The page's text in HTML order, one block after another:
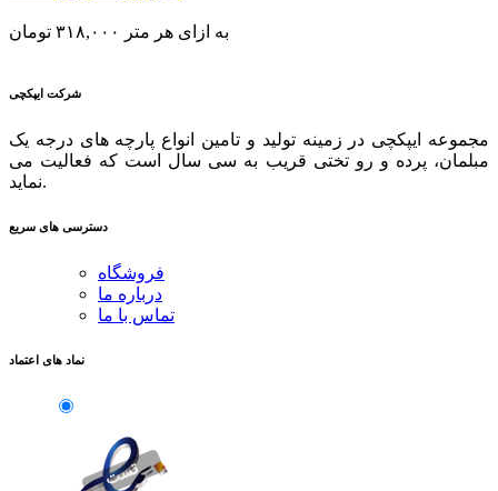
۳۱۸,۰۰۰ تومان به ازای هر متر
شرکت ایپکچی
مجموعه ایپکچی در زمینه تولید و تامین انواع پارچه های درجه یک
مبلمان، پرده و رو تختی قریب به سی سال است که فعالیت می
نماید.
دسترسی های سریع
فروشگاه
درباره ما
تماس با ما
نماد های اعتماد